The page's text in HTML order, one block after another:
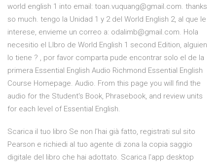
world english 1 into email: toan.vuquang@gmail.com. thanks
so much. tengo la Unidad 1 y 2 del World English 2, al que le
interese, envieme un correo a: odalimb@gmail.com. Hola
necesitio el LIbro de World English 1 second Edition, alguien
lo tiene ? , por favor comparta pude encontrar solo el de la
primera Essential English Audio Richmond Essential English
Course Homepage. Audio. From this page you will find the
audio for the Student's Book, Phrasebook, and review units
for each level of Essential English.
Scarica il tuo libro Se non l’hai già fatto, registrati sul sito
Pearson e richiedi al tuo agente di zona la copia saggio
digitale del libro che hai adottato. Scarica l'app desktop